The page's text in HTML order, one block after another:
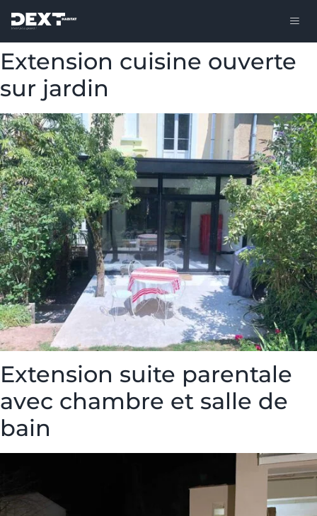
Extension cuisine ouverte
sur jardin
Extension suite parentale
avec chambre et salle de
bain